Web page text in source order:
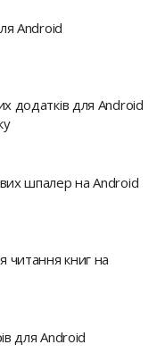
Android
додатків для Android
шпалер на Android
читання книг на
для Android